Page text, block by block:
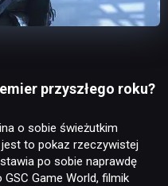
przyszłego roku?
o sobie świeżutkim
jest to pokaz rzeczywistej
po sobie naprawdę
Game World, filmik